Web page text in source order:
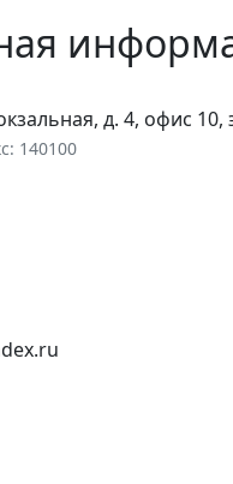
д. 4, офис 10,
140100